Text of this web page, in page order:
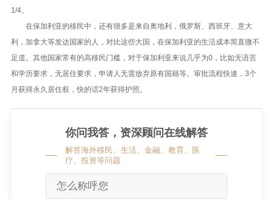
1/4。
在保加利亚的移民中，还有很多是来自奥地利，俄罗斯、西班牙、意大
利，加拿大等发达国家的人，对比这些大国，在保加利亚的生活成本简直微不
足道。其他国家常有的高移民门槛，对于保加利亚来说几乎为0，比如无语言
和学历要求，无居住要求，申请人无需放弃原有国籍等。审批流程快速，3个
月获得永久居住权，快的话2年获得护照。
你问我答，资深顾问在线解答
解答海外移民、生活、金融、教育、医
疗、投资等问题